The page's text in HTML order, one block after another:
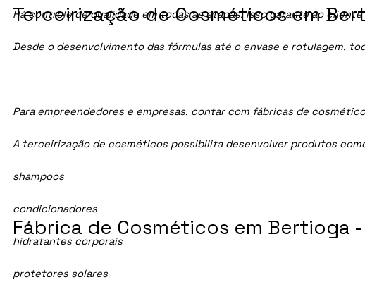
Há controle de qualidade em todas as etapas. Isso garante ao
Desde o desenvolvimento das fórmulas até o envase e rotulagem,
Para empreendedores e empresas, contar com fábricas de
A terceirização de cosméticos possibilita desenvolver produtos
shampoos
condicionadores
hidratantes corporais
protetores solares
Fábrica de Cosméticos em Bertioga -
Terceirização de Cosméticos em